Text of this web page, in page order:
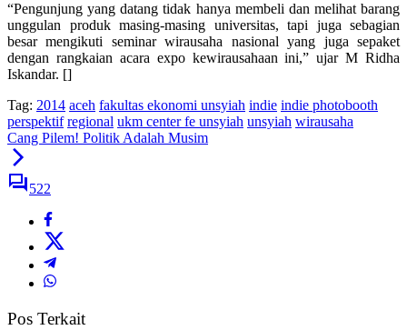
“Pengunjung yang datang tidak hanya membeli dan melihat barang
unggulan produk masing-masing universitas, tapi juga sebagian
besar mengikuti seminar wirausaha nasional yang juga sepaket
dengan rangkaian acara expo kewirausahaan ini,” ujar M Ridha
Iskandar. []
Tag: 2014 aceh fakultas ekonomi unsyiah indie indie photobooth
perspektif regional ukm center fe unsyiah unsyiah wirausaha
Cang Pilem! Politik Adalah Musim
522
Pos Terkait